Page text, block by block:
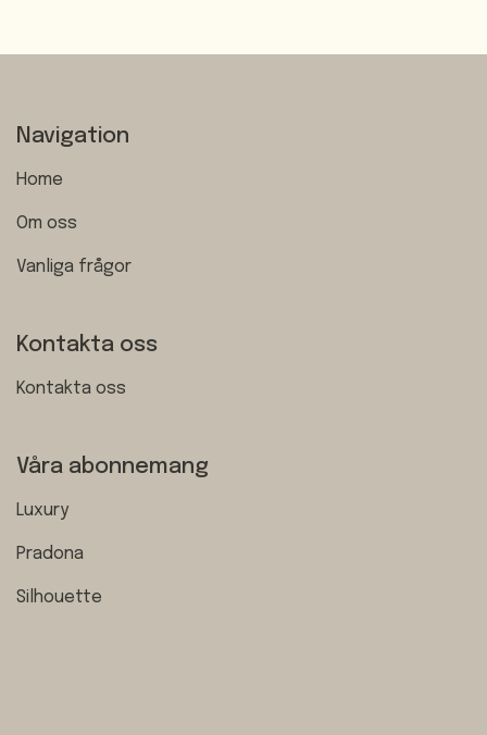
Navigation
Home
Om oss
Vanliga frågor
Kontakta oss
Kontakta oss
Våra abonnemang
Luxury
Pradona
Silhouette